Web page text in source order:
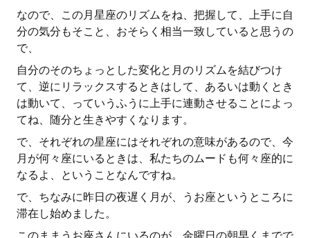
なので、この月星座のリズムをね、把握して、上手に自
分の気分もそこと、おそらく相当一致していると思うの
で、
自分のそのちょっとした変化と月のリズムを結びつけ
て、逆にリラックスするときはして、あるいは動くとき
は動いて、っていうふうに上手に連動させることによっ
てね、随分と生きやすくなります。
で、それぞれの星座にはそれぞれの意味があるので、今
月が何々座にいるときは、私たちのムードも何々座的に
なるよ、ということなんですね。
で、ちなみに昨日の夜遅く月が、うお座というところに
滞在し始めました。